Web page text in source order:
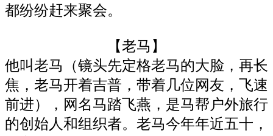
都纷纷赶来聚会。
【老马】
他叫老马（镜头先定格老马的大脸，再长
焦，老马开着吉普，带着几位网友，飞速
前进），网名马踏飞燕，是马帮户外旅行
的创始人和组织者。老马今年年近五十，